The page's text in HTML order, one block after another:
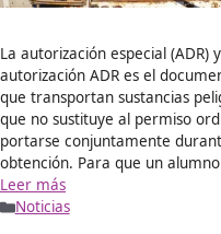
Vehículos
Peligrosas.
17/07/2026